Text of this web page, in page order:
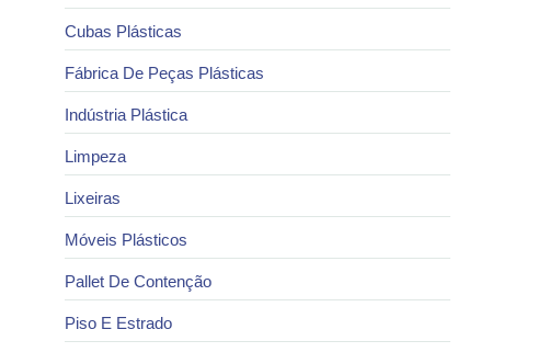
Cubas Plásticas
Fábrica De Peças Plásticas
Indústria Plástica
Limpeza
Lixeiras
Móveis Plásticos
Pallet De Contenção
Piso E Estrado